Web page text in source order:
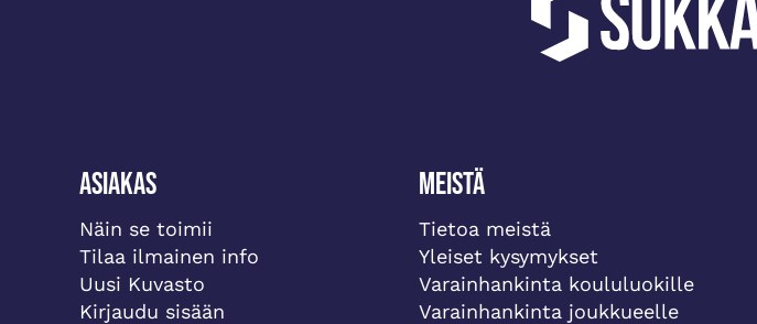
Asiakas
Näin se toimii
Tilaa ilmainen info
Uusi Kuvasto
Kirjaudu sisään
Meistä
Tietoa meistä
Yleiset kysymykset
Varainhankinta koululuokille
Varainhankinta joukkueelle